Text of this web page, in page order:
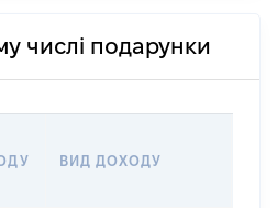
числі подарунки
ВИД ДОХОДУ